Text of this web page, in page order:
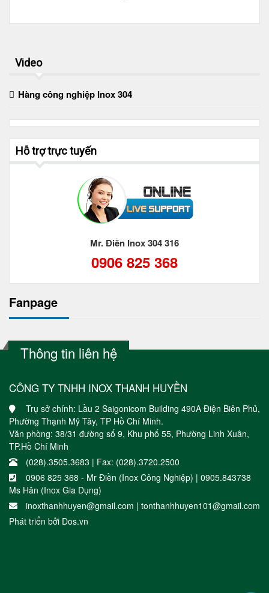
Video
Hàng công nghiệp Inox 304
Hỗ trợ trực tuyến
Mr. Điền Inox 304 316
0906 825 368
Fanpage
Thông tin liên hệ
CÔNG TY TNHH INOX THANH HUYỀN
Trụ sở chính: Lầu 2 Saigonicom Building 490A Điện Biên Phủ,
Phường Thạnh Mỹ Tây, TP Hồ Chí Minh.
Văn phòng: 38/31 đường số 9, Khu phố 55, Phường Linh Xuân,
TP.Hồ Chí Minh
(028).3505.3683 | Fax: (028).3720.2500
0906 825 368 - Mr Điền (Inox Công Nghiệp) | 0905.843738
Ms Hân (Inox Gia Dụng)
inoxthanhhuyen@gmail.com | tonthanhhuyen101@gmail.com
Phát triển bởi Dos.vn